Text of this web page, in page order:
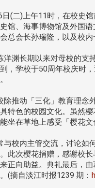
(二)上午11时，在校史
馆、海事博物馆及外国
总会长孙瑞隆，以及校内
洋渊长期以来对母校的支
，学校于50周年校庆时
除推动「三化」教育理念
特色的校园文化。虽然
坐在草地上感受「樱花文
与校内主管交流，讨论如
此次樱花捐赠，感谢校
正向助益。典礼最后，
(摘自淡江时报1239 期：